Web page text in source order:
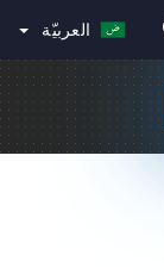
العربيّة